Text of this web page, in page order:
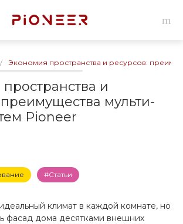
/ Экономия пространства и ресурсов:
и
мульти-
Pioneer
#Статьи
климат в каждой комнате, но
фасад дома десятками внешних